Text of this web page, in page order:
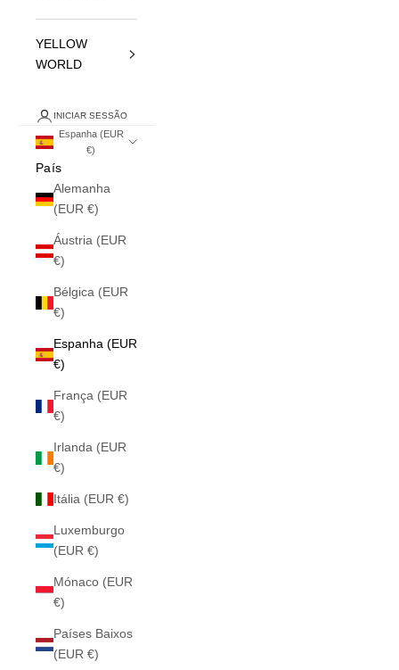
YELLOW
WORLD
INICIAR SESSÃO
Espanha (EUR
€)
País
Alemanha
(EUR €)
Áustria (EUR
€)
Bélgica (EUR
€)
Espanha (EUR
€)
França (EUR
€)
Irlanda (EUR
€)
Itália (EUR €)
Luxemburgo
(EUR €)
Mónaco (EUR
€)
Países Baixos
(EUR €)